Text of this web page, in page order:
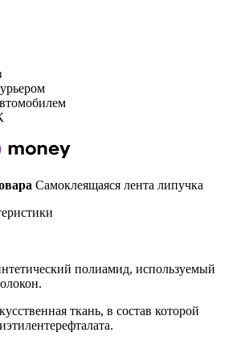
Самоклеящаяся лента липучка
полиамид, используемый
ткань, в состав которой